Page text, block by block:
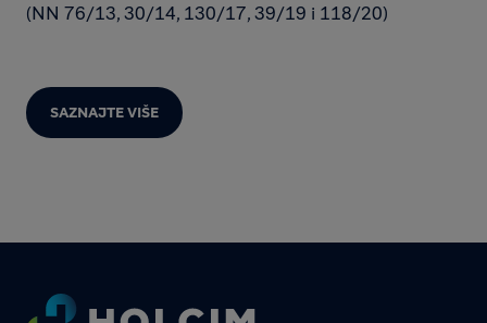
(NN 76/13, 30/14, 130/17, 39/19 i 118/20)
SAZNAJTE VIŠE
Footer